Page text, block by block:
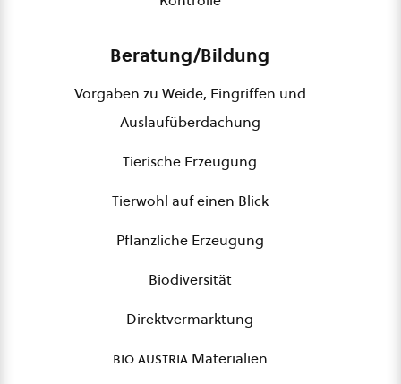
Beratung/Bildung
Vorgaben zu Weide, Eingriffen und
Auslaufüberdachung
Tierische Erzeugung
Tierwohl auf einen Blick
Pflanzliche Erzeugung
Biodiversität
Direktvermarktung
bio austriaMaterialien